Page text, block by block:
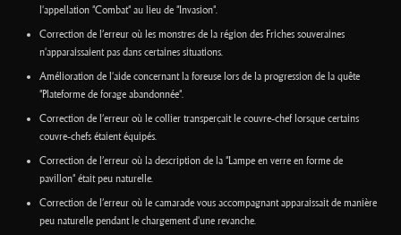
l'appellation "Combat" au lieu de "Invasion".
Correction de l’erreur où les monstres de la région des Friches souveraines
n'apparaissaient pas dans certaines situations.
Amélioration de l'aide concernant la foreuse lors de la progression de la quête
"Plateforme de forage abandonnée".
Correction de l’erreur où le collier transperçait le couvre-chef lorsque certains
couvre-chefs étaient équipés.
Correction de l’erreur où la description de la "Lampe en verre en forme de
pavillon" était peu naturelle.
Correction de l’erreur où le camarade vous accompagnant apparaissait de manière
peu naturelle pendant le chargement d'une revanche.